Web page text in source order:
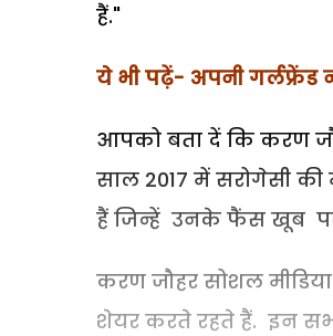
हैं."
ये भी पढ़ें- अपनी
आपको बता दें कि करण
साल 2017 में सरोगेसी
हैं जिन्हें उनके फैंस खूब
करण जौहर सोशल
शेयर करते रहते हैं. इन